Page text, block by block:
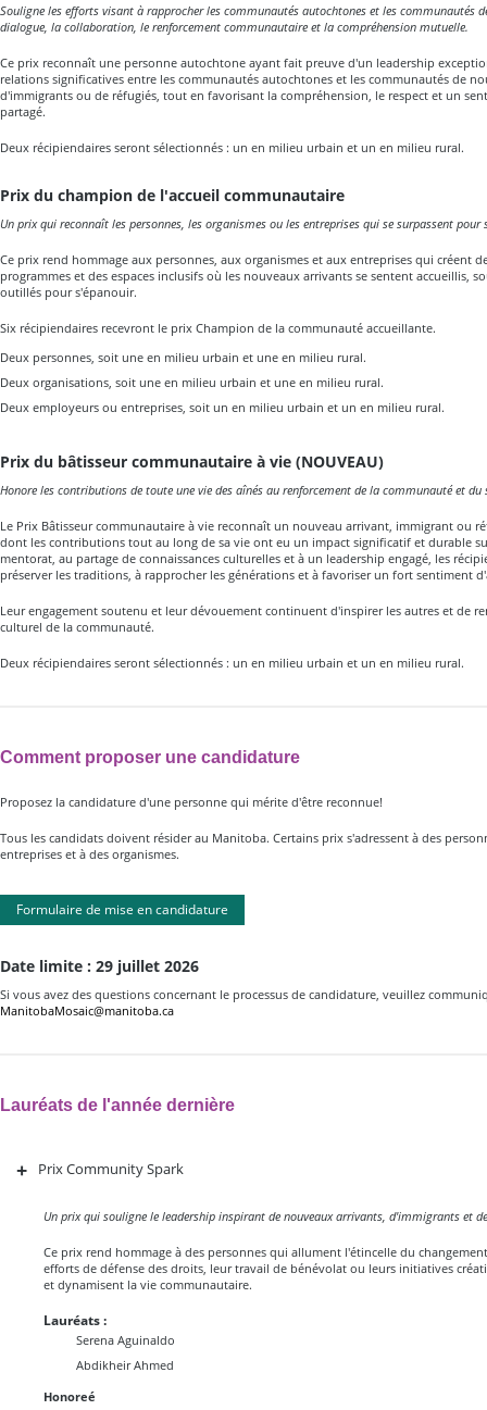
Souligne les efforts visant à rapprocher les communautés autochtones et les communautés
dialogue, la collaboration, le renforcement communautaire et la compréhension mutuelle.
Ce prix reconnaît une personne autochtone ayant fait preuve d'un leadership
relations significatives entre les communautés autochtones et les communautés de
d'immigrants ou de réfugiés, tout en favorisant la compréhension, le respect et un
partagé.
Deux récipiendaires seront sélectionnés : un en milieu urbain et un en milieu rural.
Prix du champion de l'accueil communautaire
Un prix qui reconnaît les personnes, les organismes ou les entreprises qui se surpassent
Ce prix rend hommage aux personnes, aux organismes et aux entreprises qui créent
programmes et des espaces inclusifs où les nouveaux arrivants se sentent accueillis,
outillés pour s'épanouir.
Six récipiendaires recevront le prix Champion de la communauté accueillante.
Deux personnes, soit une en milieu urbain et une en milieu rural.
Deux organisations, soit une en milieu urbain et une en milieu rural.
Deux employeurs ou entreprises, soit un en milieu urbain et un en milieu rural.
Prix du bâtisseur communautaire à vie (NOUVEAU)
Honore les contributions de toute une vie des aînés au renforcement de la communauté et
Le Prix Bâtisseur communautaire à vie reconnaît un nouveau arrivant, immigrant ou
dont les contributions tout au long de sa vie ont eu un impact significatif et durable
mentorat, au partage de connaissances culturelles et à un leadership engagé, les
préserver les traditions, à rapprocher les générations et à favoriser un fort sentiment
Leur engagement soutenu et leur dévouement continuent d'inspirer les autres et de
culturel de la communauté.
Deux récipiendaires seront sélectionnés : un en milieu urbain et un en milieu rural.
Comment proposer une candidature
Proposez la candidature d'une personne qui mérite d'être reconnue!
Tous les candidats doivent résider au Manitoba. Certains prix s'adressent à des
entreprises et à des organismes.
Formulaire de mise en candidature
Date limite : 29 juillet 2026
Si vous avez des questions concernant le processus de candidature, veuillez
ManitobaMosaic@manitoba.ca
Lauréats de l'année dernière
+ Prix Community Spark
Un prix qui souligne le leadership inspirant de nouveaux arrivants, d'immigrants et
Ce prix rend hommage à des personnes qui allument l'étincelle du
efforts de défense des droits, leur travail de bénévolat ou leurs initiatives
et dynamisent la vie communautaire.
Lauréats :
Serena Aguinaldo
Abdikheir Ahmed
Honoreé